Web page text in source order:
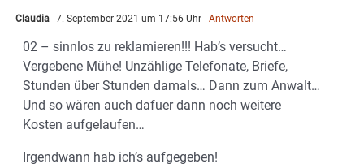
Claudia 7. September 2021 um 17:56 Uhr - Antworten
02 – sinnlos zu reklamieren!!! Hab’s versucht…
Vergebene Mühe! Unzählige Telefonate, Briefe,
Stunden über Stunden damals… Dann zum Anwalt…
Und so wären auch dafuer dann noch weitere
Kosten aufgelaufen…
Irgendwann hab ich’s aufgegeben!